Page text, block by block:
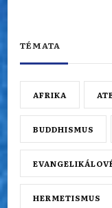
TÉMATA
AFRIKA
BUDDHISMUS
HERMETISMUS